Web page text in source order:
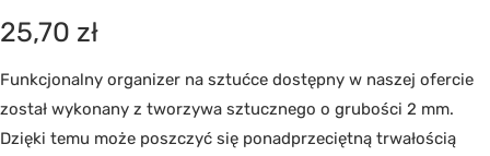
25,70 zł
Funkcjonalny organizer na sztućce dostępny w naszej ofercie
został wykonany z tworzywa sztucznego o grubości 2 mm.
Dzięki temu może poszczyć się ponadprzeciętną trwałością